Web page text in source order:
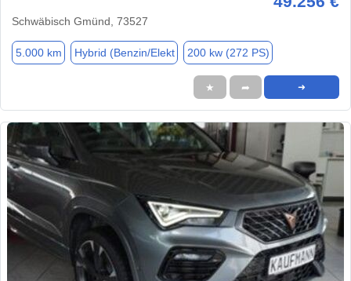
Schwäbisch Gmünd, 73527
5.000 km Hybrid (Benzin/Elekt 200 kw (272 PS)
★ ➦ ➜